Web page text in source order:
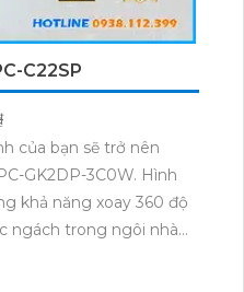
C22SP
của bạn sẽ trở nên
GK2DP-3C0W. Hình
khả năng xoay 360 độ
ngách trong ngôi nhà